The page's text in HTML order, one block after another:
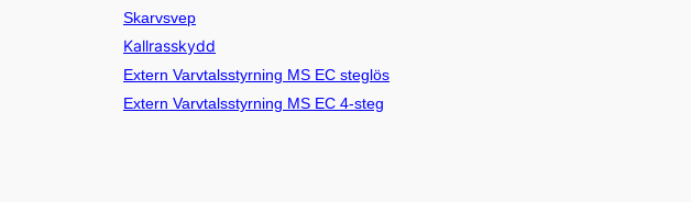
Skarvsvep
Kallrasskydd
Extern Varvtalsstyrning MS EC steglös
Extern Varvtalsstyrning MS EC 4-steg